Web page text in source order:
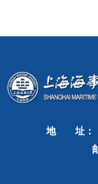
地 址：